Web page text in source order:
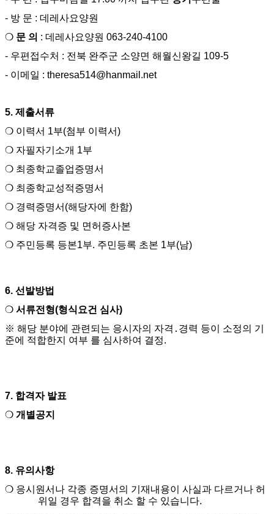
- 방 문 : 데레사요양원
❍ 문 의 : 데레사요양원 063-240-4100
- 우편접수처 : 전북 완주군 소양면 해월신왕길 109-5
- 이메일 : theresa514@hanmail.net
5. 제출서류
❍ 이력서 1부(첨부 이력서 )
❍ 자필자기소개 1부
❍ 최종학교졸업증명서
❍ 최종학교성적증명서
❍ 경력증명서 (해당자에 한함)
❍ 해당 자격증 및 면허증사본
❍ 주민등록 등본1부. 주민등록 초본 1부(남)
6. 선발방법
❍ 서류전형(형식요건 심사)
※ 해당 분야에 관련되는 응시자의 자격 ․ 경력 등이 소정의 기
준에 적합한지 여부 를 심사하여 결정.
7. 합격자 발표
❍ 개별공지
8. 유의사항
❍ 응시원서나 각종 증명서의 기재내용이 사실과 다르거나 허
위일 경우 합격을 취소 할 수 있습니다.